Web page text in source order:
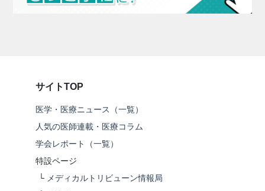
サイトTOP
医学・医療ニュース（一覧）
人気の医師連載・医療コラム
学会レポート（一覧）
特設ページ
└ メディカルトリビューン情報局